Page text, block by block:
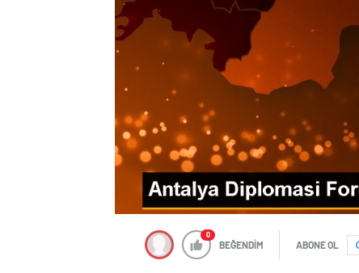
0
BEĞENDİM ABONE OL